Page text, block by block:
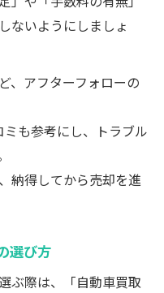
ないようにしましょ
、アフターフォローの
ミも参考にし、トラブル
納得してから売却を進
選び方
ぶ際は、「自動車買取